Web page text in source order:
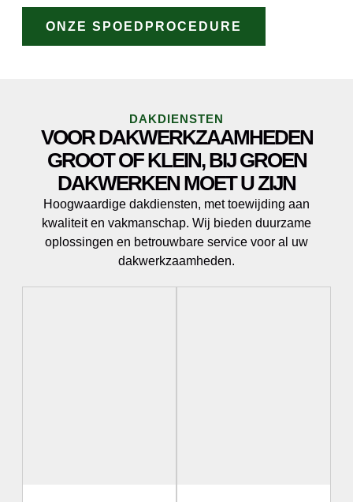
ONZE SPOEDPROCEDURE
DAKDIENSTEN
VOOR DAKWERKZAAMHEDEN
GROOT OF KLEIN, BIJ GROEN
DAKWERKEN MOET U ZIJN
Hoogwaardige dakdiensten, met toewijding aan
kwaliteit en vakmanschap. Wij bieden duurzame
oplossingen en betrouwbare service voor al uw
dakwerkzaamheden.